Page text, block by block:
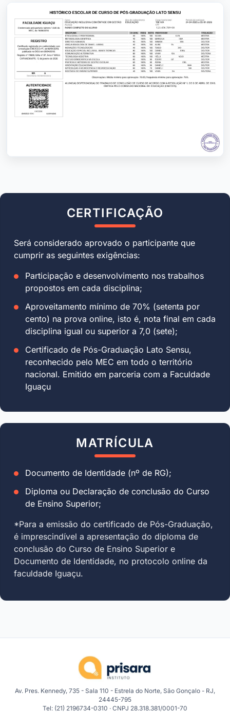
CERTIFICAÇÃO
Será considerado aprovado o participante que
cumprir as seguintes exigências:
Participação e desenvolvimento nos trabalhos
propostos em cada disciplina;
Aproveitamento mínimo de 70% (setenta por
cento) na prova online, isto é, nota final em cada
disciplina igual ou superior a 7,0 (sete);
Certificado de Pós-Graduação Lato Sensu,
reconhecido pelo MEC em todo o território
nacional. Emitido em parceria com a Faculdade
Iguaçu
MATRÍCULA
Documento de Identidade (nº de RG);
Diploma ou Declaração de conclusão do Curso
de Ensino Superior;
*Para a emissão do certificado de Pós-Graduação,
é imprescindível a apresentação do diploma de
conclusão do Curso de Ensino Superior e
Documento de Identidade, no protocolo online da
faculdade Iguaçu.
Av. Pres. Kennedy, 735 - Sala 110 - Estrela do Norte, São Gonçalo - RJ,
24445-795
Tel: (21) 2196734-0310 · CNPJ 28.318.381/0001-70